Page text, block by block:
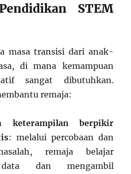
STEM
masa transisi dari anak-
di mana kemampuan
sangat dibutuhkan.
remaja:
keterampilan berpikir
: melalui percobaan dan
remaja belajar
data dan mengambil